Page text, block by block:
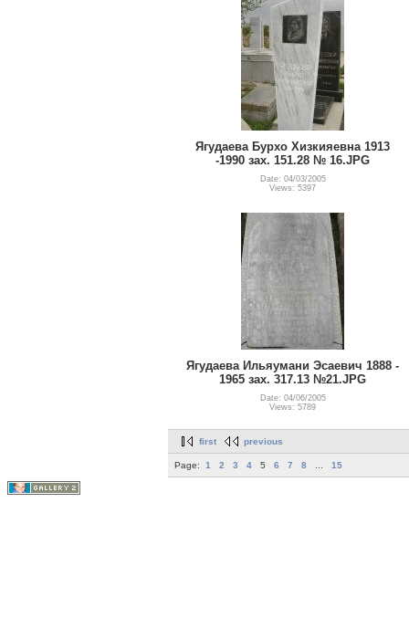
Ягудаева Бурхо Хизкияевна 1913
-1990 зах. 151.28 № 16.JPG
Date: 04/03/2005
Views: 5397
Ягудаева Ильяумани Эсаевич 1888 -
1965 зах. 317.13 №21.JPG
Date: 04/06/2005
Views: 5789
first previous
Page: 1 2 3 4 5 6 7 8 15